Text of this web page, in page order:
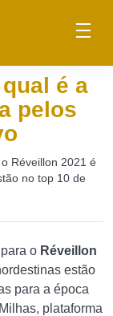
é a
pelos
Réveillon 2021 é
no top 10 de
o Réveillon
estão
para a época
plataforma